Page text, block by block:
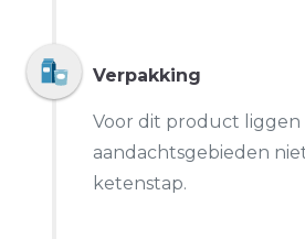
Verpakking
Voor dit product liggen
aandachtsgebieden
ketenstap.